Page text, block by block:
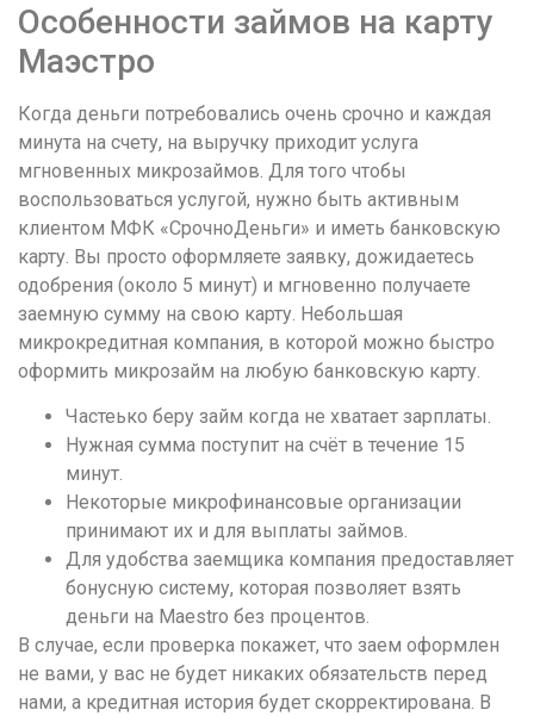
Особенности займов на карту
Маэстро
Когда деньги потребовались очень срочно и каждая
минута на счету, на выручку приходит услуга
мгновенных микрозаймов. Для того чтобы
воспользоваться услугой, нужно быть активным
клиентом МФК «СрочноДеньги» и иметь банковскую
карту. Вы просто оформляете заявку, дожидаетесь
одобрения (около 5 минут) и мгновенно получаете
заемную сумму на свою карту. Небольшая
микрокредитная компания, в которой можно быстро
оформить микрозайм на любую банковскую карту.
Частеько беру займ когда не хватает зарплаты.
Нужная сумма поступит на счёт в течение 15
минут.
Некоторые микрофинансовые организации
принимают их и для выплаты займов.
Для удобства заемщика компания предоставляет
бонусную систему, которая позволяет взять
деньги на Maestro без процентов.
В случае, если проверка покажет, что заем оформлен
не вами, у вас не будет никаких обязательств перед
нами, а кредитная история будет скорректирована. В